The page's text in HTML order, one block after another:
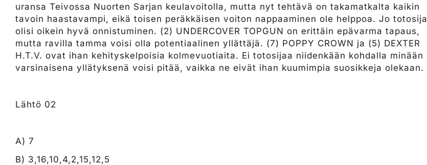
uransa Teivossa Nuorten Sarjan keulavoitolla, mutta nyt tehtävä on takamatkalta kaikin
tavoin haastavampi, eikä toisen peräkkäisen voiton nappaaminen ole helppoa. Jo totosija
olisi oikein hyvä onnistuminen. (2) UNDERCOVER TOPGUN on erittäin epävarma tapaus,
mutta ravilla tamma voisi olla potentiaalinen yllättäjä. (7) POPPY CROWN ja (5) DEXTER
H.T.V. ovat ihan kehityskelpoisia kolmevuotiaita. Ei totosijaa niidenkään kohdalla minään
varsinaisena yllätyksenä voisi pitää, vaikka ne eivät ihan kuumimpia suosikkeja olekaan.
Lähtö 02
A) 7
B) 3,16,10,4,2,15,12,5